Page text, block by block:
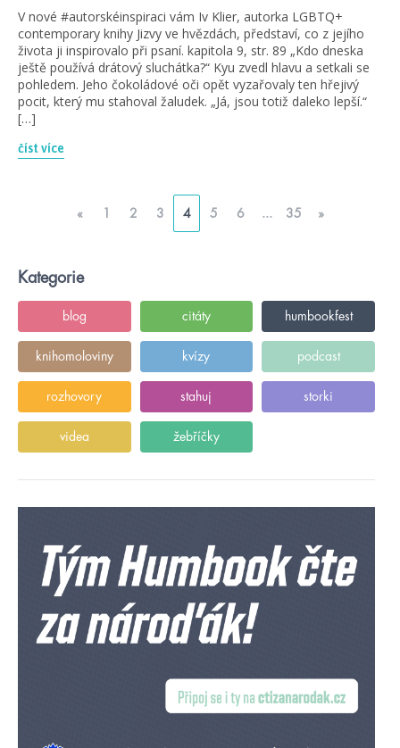
V nové #autorskéinspiraci vám Iv Klier, autorka LGBTQ+
contemporary knihy Jizvy ve hvězdách, představí, co z jejího
života ji inspirovalo při psaní. kapitola 9, str. 89 „Kdo dneska
ještě používá drátový sluchátka?“ Kyu zvedl hlavu a setkali se
pohledem. Jeho čokoládové oči opět vyzařovaly ten hřejivý
pocit, který mu stahoval žaludek. „Já, jsou totiž daleko lepší.“
[…]
číst více
« 2 3 4 5 6 ... 35 »
Kategorie
blog citáty humbookfest
knihomoloviny kvízy podcast
rozhovory stahuj storki
videa žebříčky